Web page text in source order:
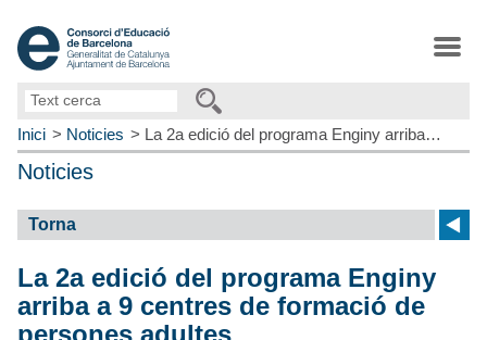
Text
Inici
Noticies La 2a edició del programa Enginy arriba…
Noticies
Torna
La 2a edició del programa Enginy
arriba a 9 centres de formació de
persones adultes